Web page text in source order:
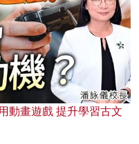
動畫遊戲 提升學習古文